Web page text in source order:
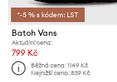
*-5 % s kódem: LST
Batoh Vans
Aktuální cena:
799 Kč
Běžná cena:1149 Kč
Nejnižší cena:839 Kč